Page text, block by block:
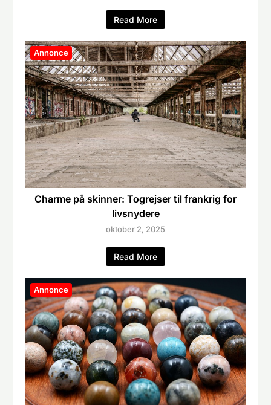
Read More
Annonce
Charme på skinner: Togrejser til frankrig for
livsnydere
oktober 2, 2025
Read More
Annonce